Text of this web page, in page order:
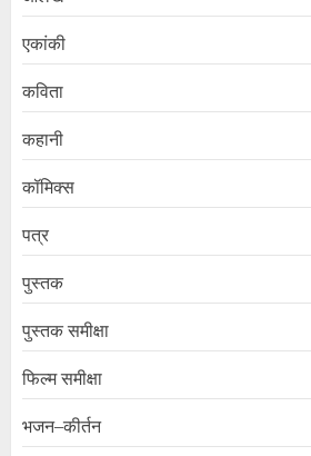
एकांकी
कविता
कहानी
कॉमिक्स
पत्र
पुस्तक
पुस्तक समीक्षा
फिल्म समीक्षा
भजन–कीर्तन